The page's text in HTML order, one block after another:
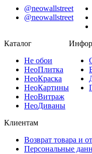
@neowallstreet
@neowallstreet
Каталог
Не обои
НеоПлитка
НеоКраска
НеоКартины
НеоВитраж
НеоДиваны
Клиентам
Возврат товара и
Персональные